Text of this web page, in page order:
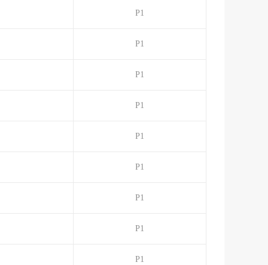
P1
P1
P1
P1
P1
P1
P1
P1
P1